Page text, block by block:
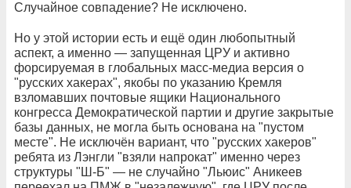
Случайное совпадение? Не исключено.
Но у этой истории есть и ещё один любопытный
аспект, а именно — запущенная ЦРУ и активно
форсируемая в глобальных масс-медиа версия о
"русских хакерах", якобы по указанию Кремля
взломавших почтовые ящики Национального
конгресса Демократической партии и другие закрытые
базы данных, не могла быть основана на "пустом
месте". Не исключён вариант, что "русских хакеров"
ребята из Лэнгли "взяли напрокат" именно через
структуры "Ш-Б" — не случайно "Льюис" Аникеев